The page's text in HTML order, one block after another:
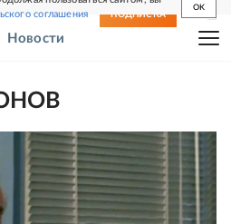
соглашения
OK
ПОДПИСКА
Новости